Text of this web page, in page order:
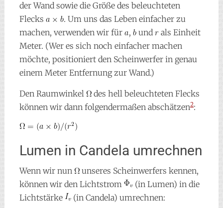
der Wand sowie die Größe des beleuchteten
Flecks
. Um uns das Leben einfacher zu
machen, verwenden wir für
, und
als Einheit
Meter. (Wer es sich noch einfacher machen
möchte, positioniert den Scheinwerfer in genau
einem Meter Entfernung zur Wand.)
Den Raumwinkel
des hell beleuchteten Flecks
können wir dann folgendermaßen abschätzen2:
Lumen in Candela umrechnen
Wenn wir nun
unseres Scheinwerfers kennen,
können wir den Lichtstrom
(in Lumen) in die
Lichtstärke
(in Candela) umrechnen: